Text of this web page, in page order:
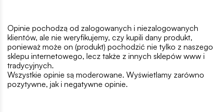
Opinie pochodzą od zalogowanych i niezalogowanych
klientów, ale nie weryfikujemy, czy kupili dany produkt,
ponieważ może on (produkt) pochodzić nie tylko z naszego
sklepu internetowego, lecz także z innych sklepów www i
tradycyjnych.
Wszystkie opinie są moderowane. Wyświetlamy zarówno
pozytywne, jak i negatywne opinie.